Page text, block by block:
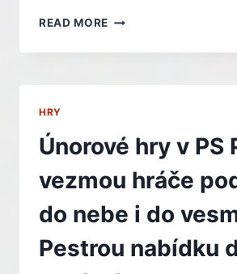
READ MORE SPIDER-
2,
DALŠÍ
HRY
MAJÍ
BÝT
ÚNOROVÉM
PLUS
HRY
Únorové hry v PS
vezmou hráče
do nebe i do
Pestrou nabídku